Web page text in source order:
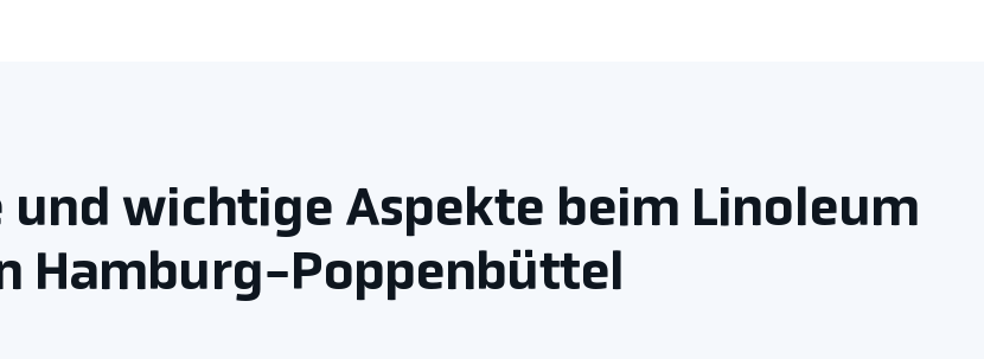
wichtige Aspekte beim Linoleum
Hamburg-Poppenbüttel